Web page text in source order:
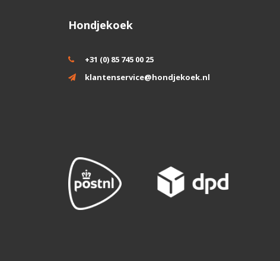
Hondjekoek
+31 (0) 85 745 00 25
klantenservice@hondjekoek.nl